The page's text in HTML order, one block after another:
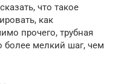
что такое
как
прочего, трубная
более мелкий шаг, чем